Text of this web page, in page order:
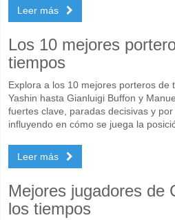
Leer más
Los 10 mejores
tiempos
Explora a los 10 mejores porteros de
Yashin hasta Gianluigi Buffon y
fuertes clave, paradas decisivas y
influyendo en cómo se juega la
Leer más
Mejores jugadores de
los tiempos